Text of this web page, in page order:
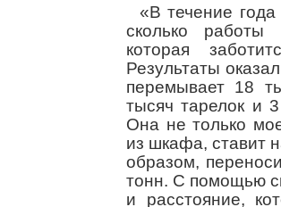
«В течение года
сколько работы
которая
Результаты
перемывает 18
тысяч тарелок и
Она не только
из шкафа, ставит
образом,
тонн. С помощью
и расстояние,